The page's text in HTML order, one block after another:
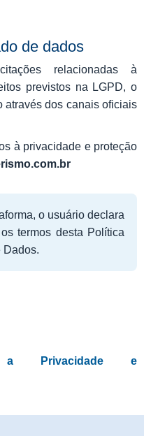
de dados
relacionadas à
previstos na LGPD, o
através dos canais oficiais
à privacidade e proteção
o usuário declara
termos desta Política
Dados.
a Privacidade e